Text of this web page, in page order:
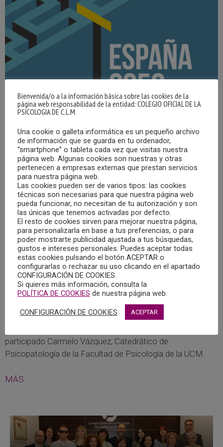
ESPAÑA 2050. FUNDAMENTOS Y PROPUESTA
PARA UNA ESTRATEGIA NACIONAL DE LARGO
PLAZO
26/07/2021
La Oficina Nacional de Prospectiva de Presidencia del
Gobierno de España, ha elaborado un informe sobre el
futuro del país “España 2050. Fundamentos y propuesta
participado Carmelo Vázquez, Catedrático de
Psicopatología de la Facultad de Psicología de la UCM.
MÁS
Bienvenida/o a la información básica sobre las cookies de la
página web responsabilidad de la entidad: COLEGIO OFICIAL DE LA
PSICOLOGIA DE C.L.M
Una cookie o galleta informática es un pequeño archivo
de información que se guarda en tu ordenador,
“smartphone” o tableta cada vez que visitas nuestra
página web. Algunas cookies son nuestras y otras
pertenecen a empresas externas que prestan servicios
para nuestra página web.
Las cookies pueden ser de varios tipos: las cookies
técnicas son necesarias para que nuestra página web
pueda funcionar, no necesitan de tu autorización y son
las únicas que tenemos activadas por defecto.
El resto de cookies sirven para mejorar nuestra página,
para personalizarla en base a tus preferencias, o para
poder mostrarte publicidad ajustada a tus búsquedas,
gustos e intereses personales. Puedes aceptar todas
estas cookies pulsando el botón ACEPTAR o
configurarlas o rechazar su uso clicando en el apartado
CONFIGURACIÓN DE COOKIES.
Si quieres más información, consulta la
POLÍTICA DE COOKIES de nuestra página web.
CONFIGURACIÓN DE COOKIES ACEPTAR